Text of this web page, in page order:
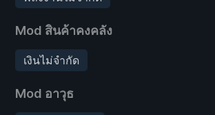
Mod สินค้าคงคลัง
เงินไม่จำกัด
Mod อาวุธ